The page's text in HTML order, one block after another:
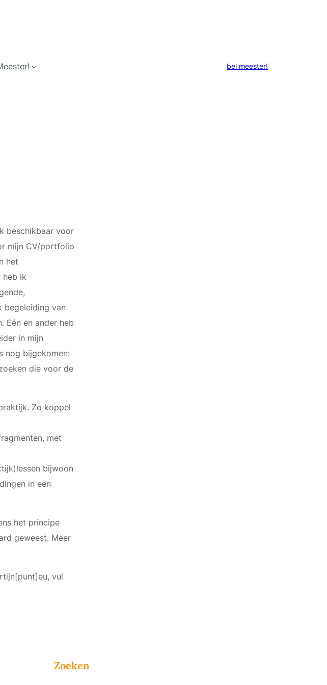
bel meester!
beschikbaar voor
mijn CV/portfolio
het
heb ik
begeleiding van
Eén en ander heb
in mijn
nog bijgekomen:
die voor de
Zo koppel
met
bijwoon
in een
het principe
geweest. Meer
vul
Zoeken